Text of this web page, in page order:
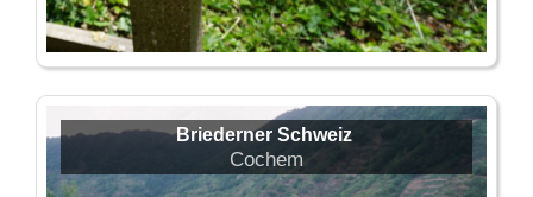
Briederner Schweiz
Cochem